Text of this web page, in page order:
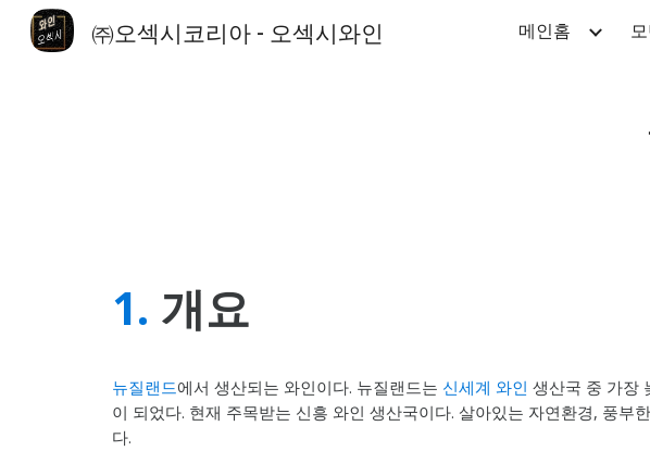
Skip to main content
㈜오섹시코리아 - 오섹시와인 메인홈
1. 개요
뉴질랜드에서 생산되는 와인이다. 뉴질랜드는 신세계 와인 생산국 중 가장
이 되었다. 현재 주목받는 신흥 와인 생산국이다. 살아있는 자연환경, 풍
다.